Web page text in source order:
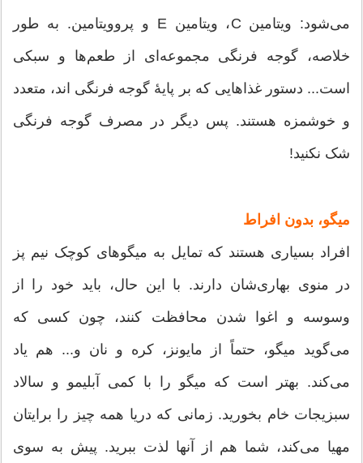
می‌شود: ویتامین C، ویتامین E و پروویتامین. به طور
خلاصه، گوجه فرنگی مجموعه‌ای از طعم‌ها و سبکی
است... دستور غذاهایی که بر پایۀ گوجه فرنگی اند، متعدد
و خوشمزه هستند. پس دیگر در مصرف گوجه فرنگی
شک نکنید!
میگو، بدون افراط
افراد بسیاری هستند که تمایل به میگوهای کوچک نیم پز
در منوی بهاری‌شان دارند. با این حال، باید خود را از
وسوسه و اغوا شدن محافظت کنند، چون کسی که
می‌گوید میگو، حتماً از مایونز، کره و نان و... هم یاد
می‌کند. بهتر است که میگو را با کمی آبلیمو و سالاد
سبزیجات خام بخورید. زمانی که دریا همه چیز را برایتان
مهیا می‌کند، شما هم از آنها لذت ببرید. پیش به سوی